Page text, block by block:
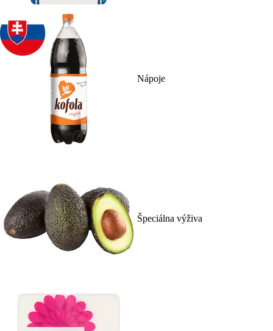
Nápoje
Špeciálna výživa